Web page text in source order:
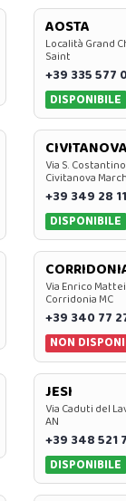
AOSTA
Località Grand
Saint
+39 335 577
DISPONIBILE
CIVITANOVA
Via S.
Civitanova
+39 349 28
DISPONIBILE
Via Enrico
Corridonia MC
+39 340 77
NON
JESI
Via Caduti del
AN
+39 348 521
DISPONIBILE